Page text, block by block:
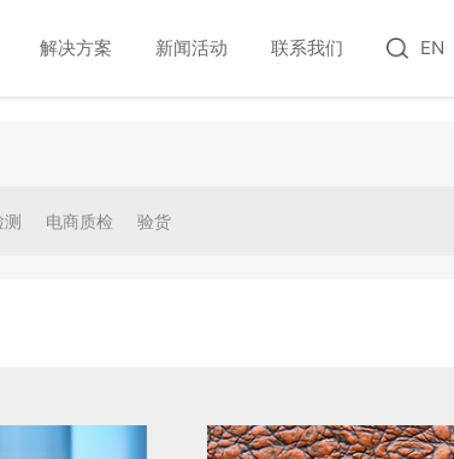
解决方案 新闻活动 联系我们 EN
测 电商质检 验货